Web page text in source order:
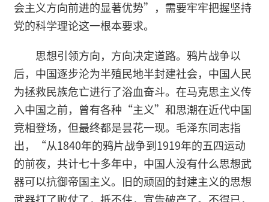
会主义方向前进的显著优势”，需要牢牢把握坚持
党的科学理论这一根本要求。
思想引领方向，方向决定道路。鸦片战争以
后，中国逐步沦为半殖民地半封建社会，中国人民
为拯救民族危亡进行了浴血奋斗。在马克思主义传
入中国之前，曾有各种“主义”和思潮在近代中国
竞相登场，但最终都是昙花一现。毛泽东同志指
出，“从1840年的鸦片战争到1919年的五四运动
的前夜，共计七十多年中，中国人没有什么思想武
器可以抗御帝国主义。旧的顽固的封建主义的思想